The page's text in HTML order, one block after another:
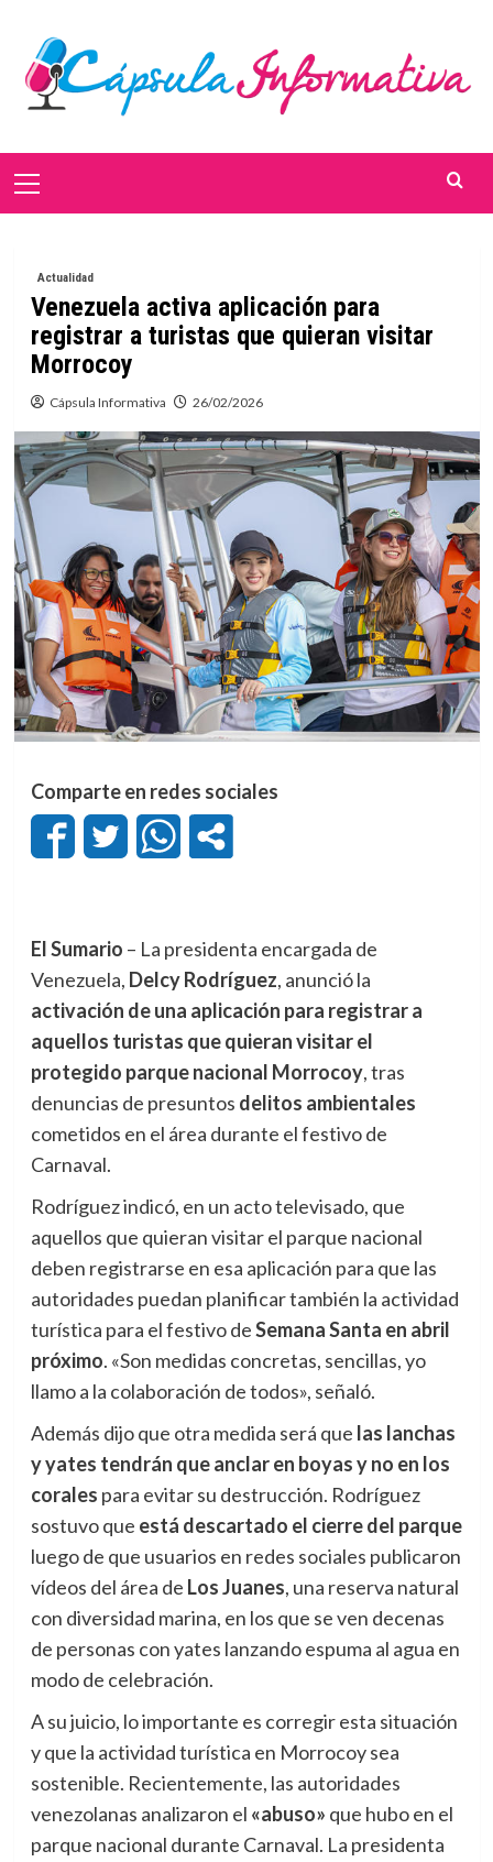
contenido
Menú
Actualidad
Venezuela activa aplicación para
registrar a turistas que quieran visitar
Morrocoy
Cápsula Informativa 26/02/2026
Comparte en redes sociales
El Sumario – La presidenta encargada de
Venezuela, Delcy Rodríguez, anunció la
activación de una aplicación para registrar a
aquellos turistas que quieran visitar el
protegido parque nacional Morrocoy, tras
denuncias de presuntos delitos ambientales
cometidos en el área durante el festivo de
Carnaval.
Rodríguez indicó, en un acto televisado, que
aquellos que quieran visitar el parque nacional
deben registrarse en esa aplicación para que las
autoridades puedan planificar también la actividad
turística para el festivo deSemana Santa en abril
próximo. «Son medidas concretas, sencillas, yo
llamo a la colaboración de todos», señaló.
Además dijo que otra medida será que las lanchas
y yates tendrán que anclar en boyas y no en los
corales para evitar su destrucción. Rodríguez
sostuvo que está descartado el cierre del parque
luego de que usuarios en redes sociales publicaron
vídeos del área de Los Juanes, una reserva natural
con diversidad marina, en los que se ven decenas
de personas con yates lanzando espuma al agua en
modo de celebración.
A su juicio, lo importante es corregir esta situación
y que la actividad turística en Morrocoy sea
sostenible. Recientemente, las autoridades
venezolanas analizaron el «abuso» que hubo en el
parque nacional durante Carnaval. La presidenta